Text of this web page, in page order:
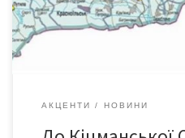
концепцію Перспективного
Чернівецькій області зі
АКЦЕНТИ НОВИНИ